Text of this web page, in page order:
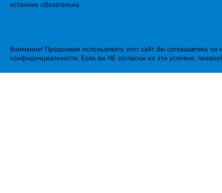
источник обязательна.
Внимание! Продолжая использовать этот сайт Вы соглашаетесь
конфиденциальности. Если вы НЕ согласны на эти условия,